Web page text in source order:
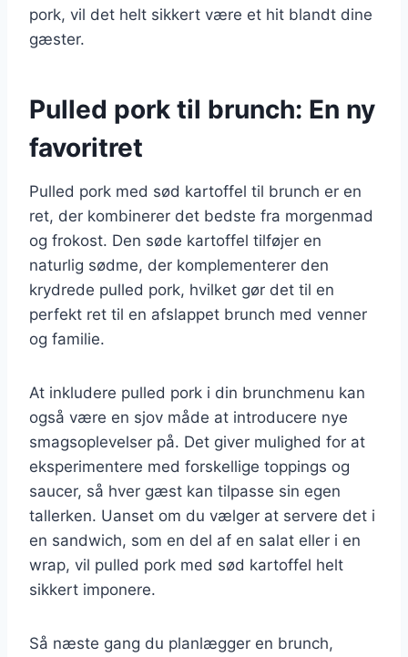
pork, vil det helt sikkert være et hit blandt dine
gæster.
Pulled pork til brunch: En ny
favoritret
Pulled pork med sød kartoffel til brunch er en
ret, der kombinerer det bedste fra morgenmad
og frokost. Den søde kartoffel tilføjer en
naturlig sødme, der komplementerer den
krydrede pulled pork, hvilket gør det til en
perfekt ret til en afslappet brunch med venner
og familie.
At inkludere pulled pork i din brunchmenu kan
også være en sjov måde at introducere nye
smagsoplevelser på. Det giver mulighed for at
eksperimentere med forskellige toppings og
saucer, så hver gæst kan tilpasse sin egen
tallerken. Uanset om du vælger at servere det i
en sandwich, som en del af en salat eller i en
wrap, vil pulled pork med sød kartoffel helt
sikkert imponere.
Så næste gang du planlægger en brunch,